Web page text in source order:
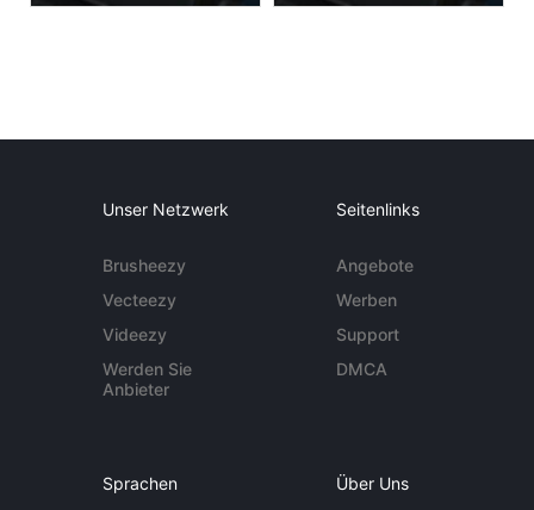
Unser Netzwerk
Brusheezy
Vecteezy
Videezy
Werden Sie
Anbieter
Seitenlinks
Angebote
Werben
Support
DMCA
Sprachen Über Uns